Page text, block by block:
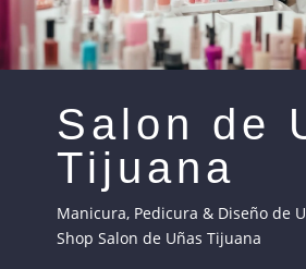
Salon de
Tijuana
Manicura, Pedicura & Diseño de
Shop Salon de Uñas Tijuana